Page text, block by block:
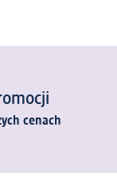
cenach